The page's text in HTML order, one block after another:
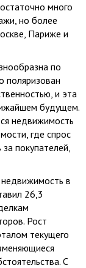
много
но более
Париже и
по
поляризован
и эта
будущем.
недвижимость
где спрос
покупателей,
в
26,3
Рост
текущего
С